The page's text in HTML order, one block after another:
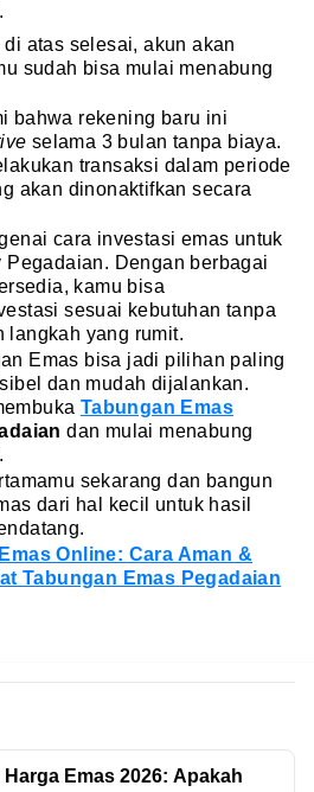
atas selesai, akun akan
sudah bisa mulai menabung
bahwa rekening baru ini
selama 3 bulan tanpa biaya.
transaksi dalam periode
akan dinonaktifkan secara
cara investasi emas untuk
Pegadaian. Dengan berbagai
kamu bisa
sesuai kebutuhan tanpa
langkah yang rumit.
Emas bisa jadi pilihan paling
dan mudah dijalankan.
Tabungan Emas
dan mulai menabung
sekarang dan bangun
dari hal kecil untuk hasil
Online: Cara Aman &
Tabungan Emas Pegadaian
Harga Emas 2026: Apakah